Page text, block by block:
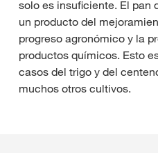
solo es insuficiente. El pan
un producto del
progreso agronómico y la
productos químicos. Esto
casos del trigo y del
muchos otros cultivos.